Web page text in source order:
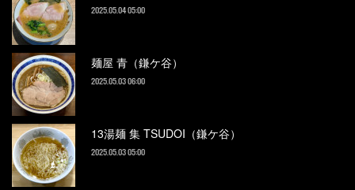
2025.05.04 05:00
麺屋 青（鎌ケ谷）
2025.05.03 06:00
13湯麺 集 TSUDOI（鎌ケ谷）
2025.05.03 05:00